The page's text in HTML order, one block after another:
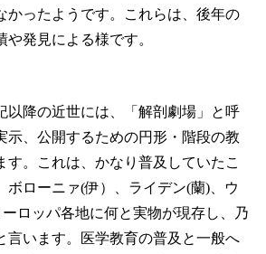
かったようです。これらは、後年の
発見による様です。
以降の近世には、「解剖劇場」と呼
示、公開するための円形・階段の教
す。これは、かなり普及していたこ
ボローニァ(伊）、ライデン(蘭)、ウ
ロッパ各地に何と実物が現存し、乃
言います。医学教育の普及と一般へ